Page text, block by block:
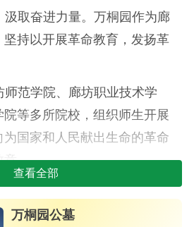
汲取奋进力量。万桐园作为廊
持以开展革命教育，发扬革
师范学院、廊坊职业技术学
等多所院校，组织师生开展
国家和人民献出生命的革命
意。
肃穆，学生们以敬献鲜花、鞠
等方式，缅怀先烈的丰功伟
查看全部
万桐园公墓